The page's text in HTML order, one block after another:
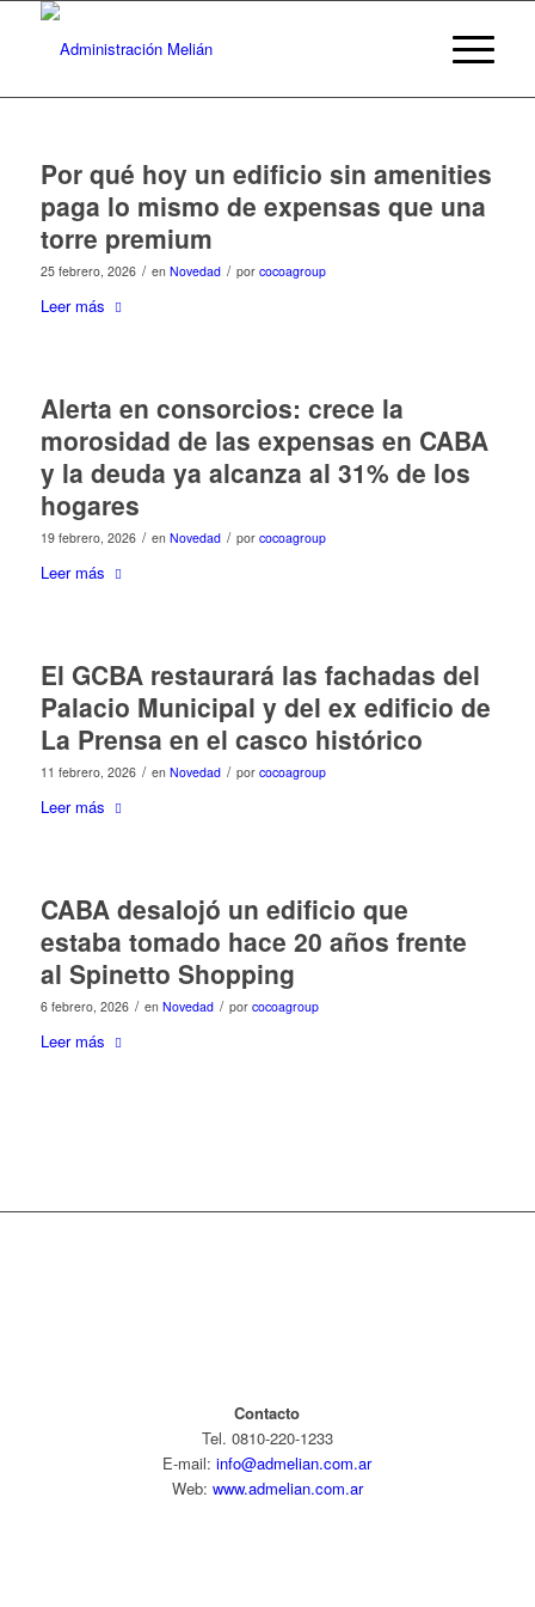
Por qué hoy un edificio sin amenities
paga lo mismo de expensas que una
torre premium
25 febrero, 2026 / en Novedad / por cocoagroup
Leer más
Alerta en consorcios: crece la
morosidad de las expensas en CABA
y la deuda ya alcanza al 31% de los
hogares
19 febrero, 2026 / en Novedad / por cocoagroup
Leer más
El GCBA restaurará las fachadas del
Palacio Municipal y del ex edificio de
La Prensa en el casco histórico
11 febrero, 2026 / en Novedad / por cocoagroup
Leer más
CABA desalojó un edificio que
estaba tomado hace 20 años frente
al Spinetto Shopping
6 febrero, 2026 / en Novedad / por cocoagroup
Leer más
Contacto
Tel. 0810-220-1233
E-mail:info@admelian.com.ar
Web: www.admelian.com.ar